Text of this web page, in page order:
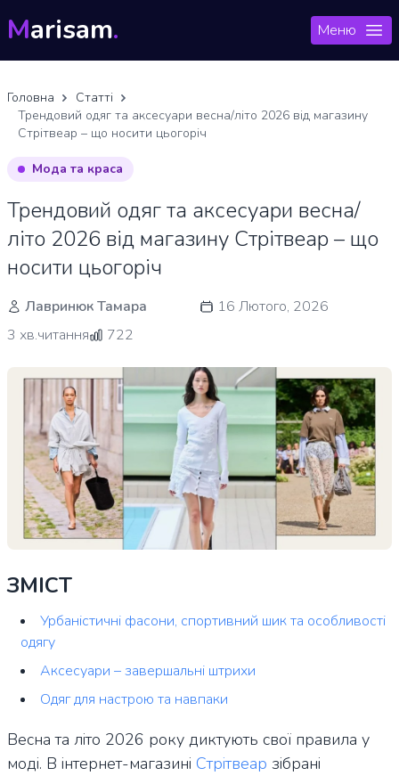
Marisam. Меню
Головна
Статті
Трендовий одяг та аксесуари весна/літо 2026 від магазину
Стрітвеар – що носити цьогоріч
Мода та краса
Трендовий одяг та аксесуари весна/
літо 2026 від магазину Стрітвеар – що
носити цьогоріч
Лавринюк Тамара
16 Лютого, 2026
3 хв.читання
722
ЗМІСТ
Урбаністичні фасони, спортивний шик та особливості
одягу
Аксесуари – завершальні штрихи
Одяг для настрою та навпаки
Весна та літо 2026 року диктують свої правила у
моді. В інтернет-магазині Стрітвеар зібрані